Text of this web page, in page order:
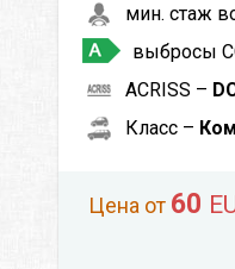
мин. стаж
выбросы
ACRISS –
Класс –
Цена от 60